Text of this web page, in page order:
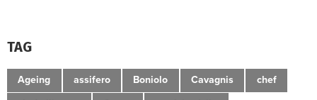
TAG
Ageing assifero Boniolo Cavagnis chef